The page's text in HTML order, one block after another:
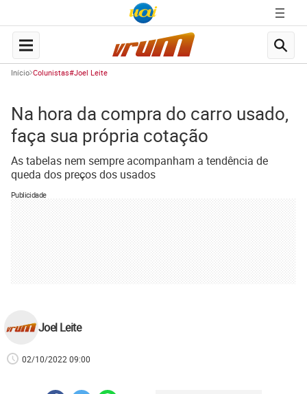
Início Colunistas#Joel Leite
Na hora da compra do carro usado,
faça sua própria cotação
As tabelas nem sempre acompanham a tendência de
queda dos preços dos usados
Publicidade
Joel Leite
02/10/2022 09:00